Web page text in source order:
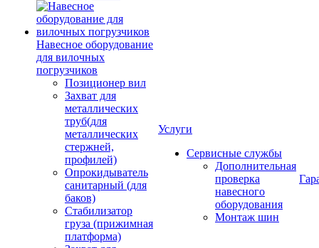
Навесное оборудование
для вилочных
погрузчиков
Позиционер вил
Захват для
металлических
труб(для
металлических
стержней,
профилей)
Опрокидыватель
санитарный (для
баков)
Стабилизатор
груза (прижимная
платформа)
Услуги
Сервисные службы
Дополнительная
проверка
навесного
оборудования
Монтаж шин